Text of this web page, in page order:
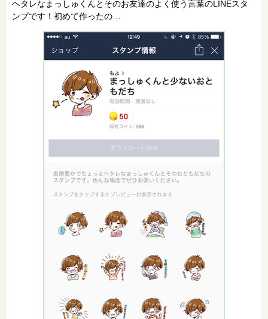
ヘタレなまっしゅくんとそのお友達のよく使う言葉のLINEスタ
ンプです！初めて作ったの…